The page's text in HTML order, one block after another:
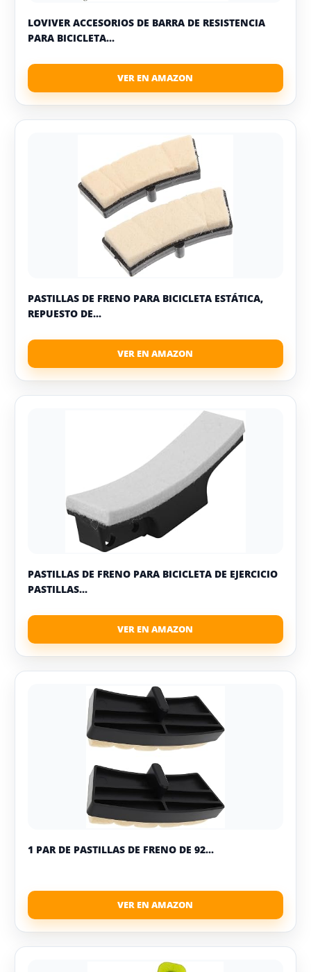
LOVIVER ACCESORIOS DE BARRA DE RESISTENCIA
PARA BICICLETA...
PASTILLAS DE FRENO PARA BICICLETA ESTÁTICA,
REPUESTO DE...
PASTILLAS DE FRENO PARA BICICLETA DE EJERCICIO
PASTILLAS...
1 PAR DE PASTILLAS DE FRENO DE 92...